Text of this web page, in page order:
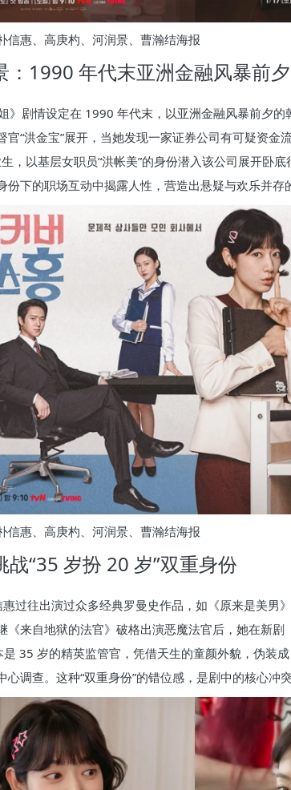
信惠、高庚杓、河润景、曹瀚结海报
：1990 年代末亚洲金融风暴前夕
》剧情设定在 1990 年代末，以亚洲金融风暴前夕
官“洪金宝”展开，当她发现一家证券公司有可疑资金
，以基层女职员“洪帐美”的身份潜入该公司展开卧
份下的职场互动中揭露人性，营造出悬疑与欢乐并存
信惠、高庚杓、河润景、曹瀚结海报
战“35 岁扮 20 岁”双重身份
过往出演过众多经典罗曼史作品，如《原来是美男
《来自地狱的法官》破格出演恶魔法官后，她在新
是 35 岁的精英监管官，凭借天生的童颜外貌，伪装
心调查。这种“双重身份”的错位感，是剧中的核心冲突